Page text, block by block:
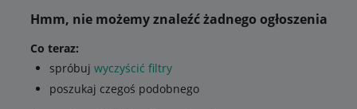
Hmm, nie możemy znaleźć żadnego ogłoszenia
Co teraz:
spróbuj wyczyścić filtry
poszukaj czegoś podobnego